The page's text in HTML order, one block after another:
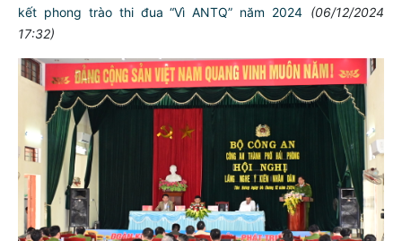
kết phong trào thi đua “Vì ANTQ” năm 2024 (06/12/2024
17:32)